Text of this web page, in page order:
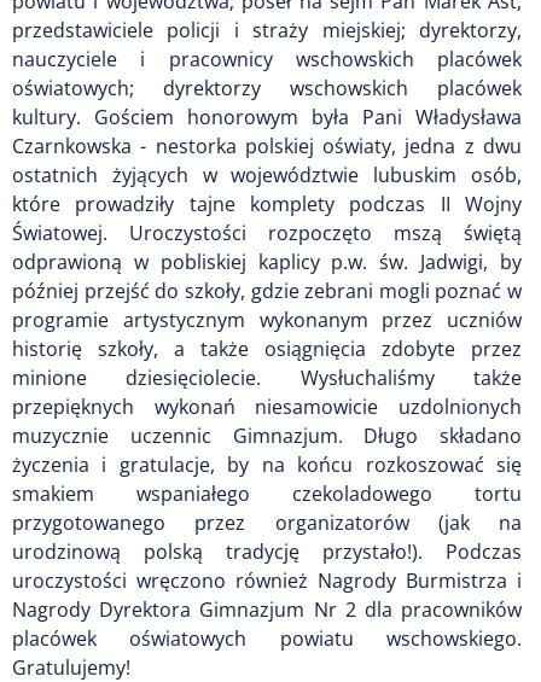
przedstawiciele policji i straży miejskiej; dyrektorzy,
nauczyciele i pracownicy wschowskich placówek
oświatowych; dyrektorzy wschowskich placówek
kultury. Gościem honorowym była Pani Władysława
Czarnkowska - nestorka polskiej oświaty, jedna z dwu
ostatnich żyjących w województwie lubuskim osób,
które prowadziły tajne komplety podczas II Wojny
Światowej. Uroczystości rozpoczęto mszą świętą
odprawioną w pobliskiej kaplicy p.w. św. Jadwigi, by
później przejść do szkoły, gdzie zebrani mogli poznać w
programie artystycznym wykonanym przez uczniów
historię szkoły, a także osiągnięcia zdobyte przez
minione dziesięciolecie. Wysłuchaliśmy także
przepięknych wykonań niesamowicie uzdolnionych
muzycznie uczennic Gimnazjum. Długo składano
życzenia i gratulacje, by na końcu rozkoszować się
smakiem wspaniałego czekoladowego tortu
przygotowanego przez organizatorów (jak na
urodzinową polską tradycję przystało!). Podczas
uroczystości wręczono również Nagrody Burmistrza i
Nagrody Dyrektora Gimnazjum Nr 2 dla pracowników
placówek oświatowych powiatu wschowskiego.
Gratulujemy!